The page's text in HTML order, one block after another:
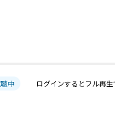
中 ログインするとフル再生